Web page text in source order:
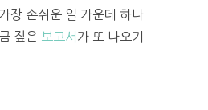
장 손쉬운 일 가운데 하나
짚은 보고서 가 또 나오기